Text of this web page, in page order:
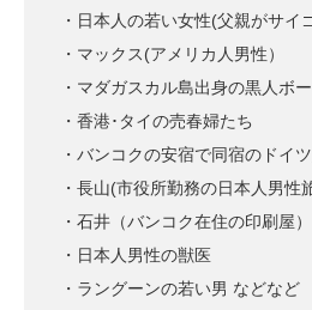
・日本人の若い女性(父親がサイ
・マックス(アメリカ人男性）
・マダガスカル島出身の黒人ボ
・香港･タイの売春婦たち
・バンコクの安宿で同宿のドイ
・長山(市役所勤務の日本人男性
・石井（バンコク在住の印刷屋）
・日本人男性の獣医
・ラングーンの若い男 などなど